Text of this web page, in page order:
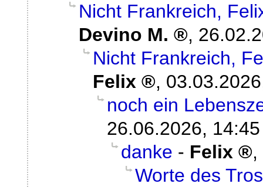
Nicht Frankreich,
Devino M.
,
Nicht Frankreich,
Felix
,
noch ein
26.06.2026, 14:45
danke - Felix
,
Worte des